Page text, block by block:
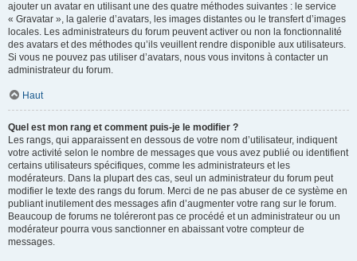
ajouter un avatar en utilisant une des quatre méthodes suivantes : le service
« Gravatar », la galerie d’avatars, les images distantes ou le transfert d’images
locales. Les administrateurs du forum peuvent activer ou non la fonctionnalité
des avatars et des méthodes qu’ils veuillent rendre disponible aux utilisateurs.
Si vous ne pouvez pas utiliser d’avatars, nous vous invitons à contacter un
administrateur du forum.
Haut
Quel est mon rang et comment puis-je le modifier ?
Les rangs, qui apparaissent en dessous de votre nom d’utilisateur, indiquent
votre activité selon le nombre de messages que vous avez publié ou identifient
certains utilisateurs spécifiques, comme les administrateurs et les
modérateurs. Dans la plupart des cas, seul un administrateur du forum peut
modifier le texte des rangs du forum. Merci de ne pas abuser de ce système en
publiant inutilement des messages afin d’augmenter votre rang sur le forum.
Beaucoup de forums ne toléreront pas ce procédé et un administrateur ou un
modérateur pourra vous sanctionner en abaissant votre compteur de
messages.